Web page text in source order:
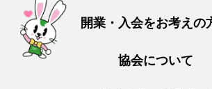
開業・入会をお考えの
協会について